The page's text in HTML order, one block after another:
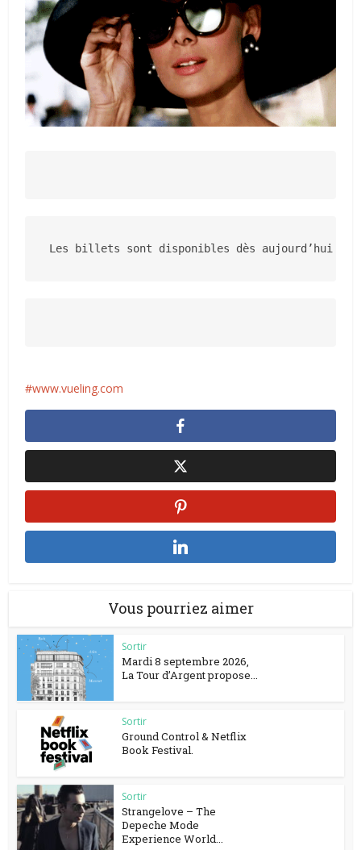
Les billets sont disponibles dès aujourd’hui
www.vueling.com
Vous pourriez aimer
Sortir
Mardi 8 septembre 2026,
La Tour d’Argent propose...
Sortir
Ground Control & Netflix
Book Festival.
Sortir
Strangelove – The
Depeche Mode
Experience World...